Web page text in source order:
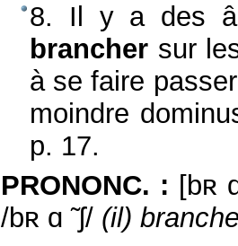
8. Il y a des
brancher sur
à se faire
moindre
p. 17.
PRONONC. : [bʀ
/bʀ ɑ ̃ ʃ/ (il)